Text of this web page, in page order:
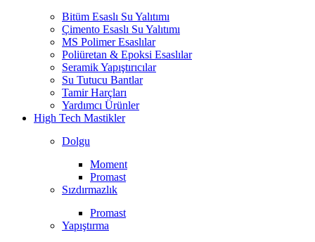
Bitüm Esaslı Su Yalıtımı
Çimento Esaslı Su Yalıtımı
MS Polimer Esaslılar
Poliüretan & Epoksi Esaslılar
Seramik Yapıştırıcılar
Su Tutucu Bantlar
Tamir Harçları
Yardımcı Ürünler
High Tech Mastikler
Dolgu
Moment
Promast
Sızdırmazlık
Promast
Yapıştırma